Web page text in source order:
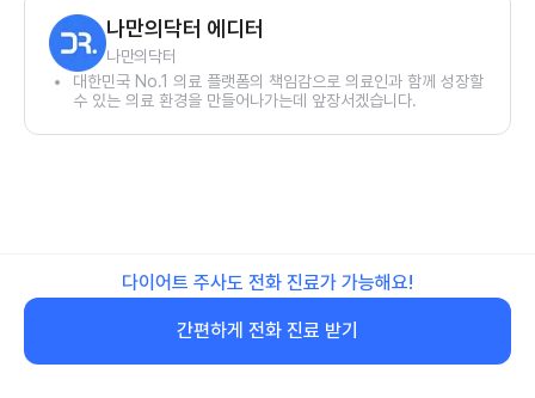
나만의닥터 에디터
나만의닥터
대한민국 No.1 의료 플랫폼의 책임감으로 의료인과 함께 성장할
수 있는 의료 환경을 만들어나가는데 앞장서겠습니다.
다이어트 주사도 전화 진료가 가능해요!
간편하게 전화 진료 받기